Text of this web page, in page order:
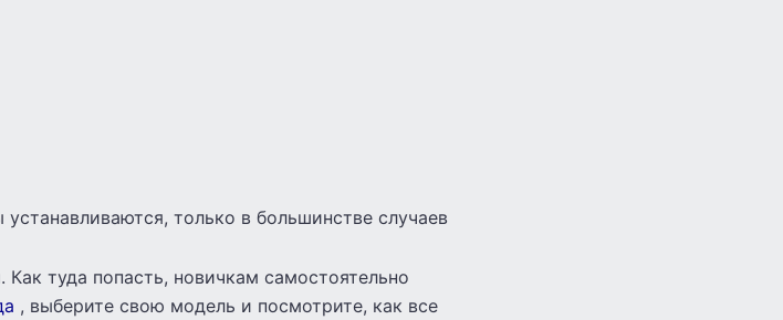
только в большинстве случаев
туда попасть, новичкам самостоятельно
, выберите свою модель и посмотрите, как все